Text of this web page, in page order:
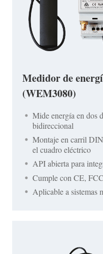
Medidor de
(WEM3080)
Mide energía en dos
bidireccional
Montaje en carril
el cuadro eléctrico
API abierta para
Cumple con CE,
Aplicable a sistemas